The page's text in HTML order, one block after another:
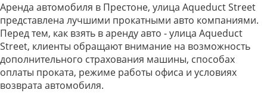
Аренда автомобиля в Престоне, улица Aqueduct Street
представлена лучшими прокатными авто компаниями.
Перед тем, как взять в аренду авто - улица Aqueduct
Street, клиенты обращают внимание на возможность
дополнительного страхования машины, способах
оплаты проката, режиме работы офиса и условиях
возврата автомобиля.